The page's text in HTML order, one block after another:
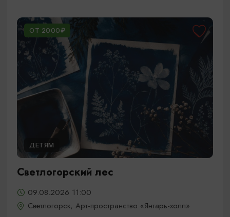
ОТ 2000₽
ДЕТЯМ
Светлогорский лес
09.08.2026 11:00
Светлогорск, Арт-пространство «Янтарь-холл»